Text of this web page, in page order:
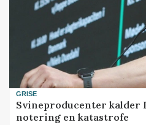
GRISE
Svineproducenter kalder
notering en katastrofe